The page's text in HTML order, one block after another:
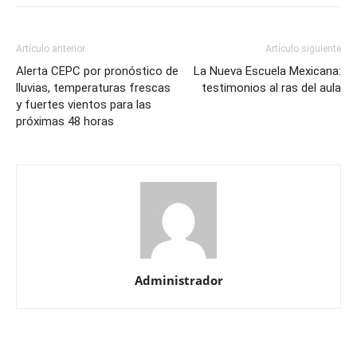
Artículo anterior
Alerta CEPC por pronóstico de
lluvias, temperaturas frescas
y fuertes vientos para las
próximas 48 horas
Artículo siguiente
La Nueva Escuela Mexicana:
testimonios al ras del aula
Administrador